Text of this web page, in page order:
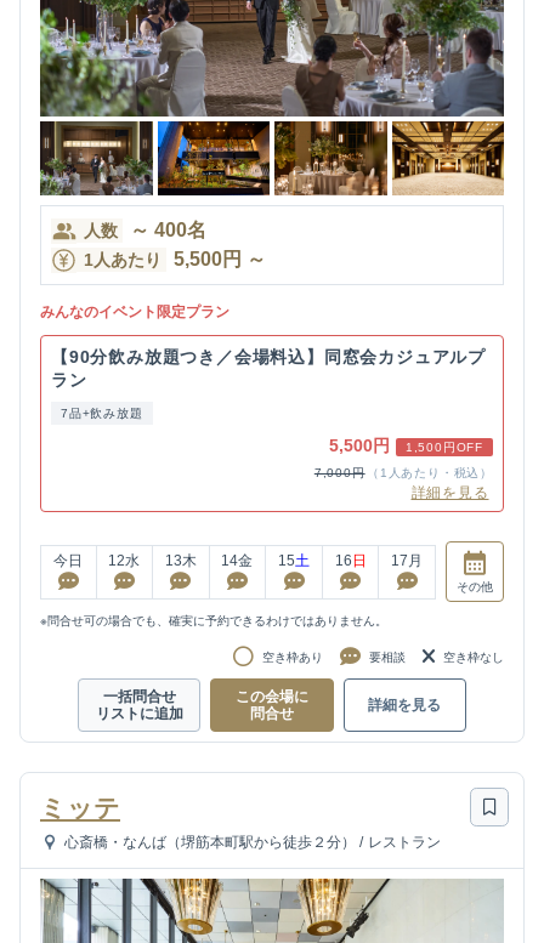
人数 ～ 400名
1人あたり 5,500円 ～
みんなのイベント限定プラン
【90分飲み放題つき／会場料込】同窓会カジュアルプ
ラン
7品+飲み放題
5,500円
1,500円OFF
7,000円
（1人あたり・税込）
詳細を見る
今日 12水 13木 14金 15土 16 日 17 月
その他
※問合せ可の場合でも、確実に予約できるわけではありません。
空き枠あり 要相談 空き枠なし
一括問合せ
リストに追加
この会場に
問合せ
詳細を見る
ミッテ
心斎橋・なんば（堺筋本町駅から徒歩２分） / レストラン